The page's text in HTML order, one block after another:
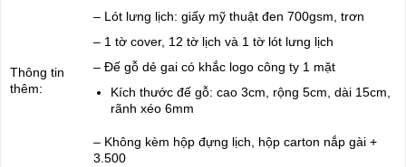
Thông tin
thêm:
– Lót lưng lịch: giấy mỹ thuật đen 700gsm, trơn
– 1 tờ cover, 12 tờ lịch và 1 tờ lót lưng lịch
– Đế gỗ dẻ gai có khắc logo công ty 1 mặt
Kích thước đế gỗ: cao 3cm, rộng 5cm, dài 15cm,
rãnh xéo 6mm
– Không kèm hộp đựng lịch, hộp carton nắp gài +
3.500